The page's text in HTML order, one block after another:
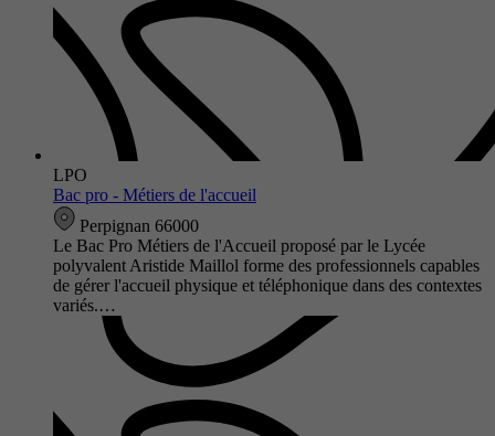
LPO
Bac pro - Métiers de l'accueil
Perpignan 66000
Le Bac Pro Métiers de l'Accueil proposé par le Lycée
polyvalent Aristide Maillol forme des professionnels capables
de gérer l'accueil physique et téléphonique dans des contextes
variés.…